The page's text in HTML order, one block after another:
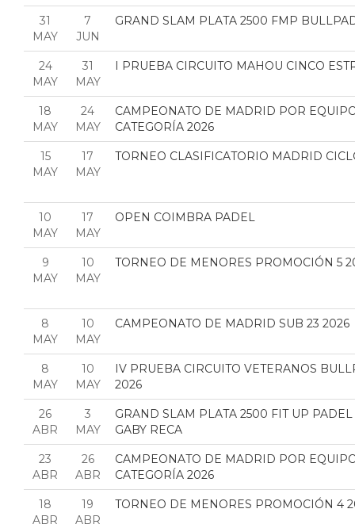
31
MAY
7
JUN
GRAND SLAM PLATA 2500 FMP
24
MAY
31
MAY
I PRUEBA CIRCUITO MAHOU CINCO
18
MAY
24
MAY
CAMPEONATO DE MADRID POR
CATEGORÍA 2026
15
MAY
17
MAY
TORNEO CLASIFICATORIO MADRID
10
MAY
17
MAY
OPEN COIMBRA PADEL
9
MAY
10
MAY
TORNEO DE MENORES PROMOCIÓN 5
8
MAY
10
MAY
CAMPEONATO DE MADRID SUB 23 2026
8
MAY
10
MAY
IV PRUEBA CIRCUITO VETERANOS
2026
26
ABR
3
MAY
GRAND SLAM PLATA 2500 FIT UP
GABY RECA
23
ABR
26
ABR
CAMPEONATO DE MADRID POR
CATEGORÍA 2026
18
ABR
19
ABR
TORNEO DE MENORES PROMOCIÓN 4